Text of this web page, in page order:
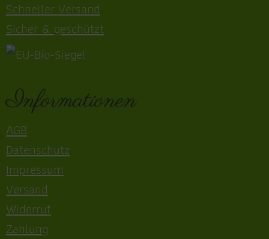
Schneller Versand
Sicher & geschützt
Informationen
AGB
Datenschutz
Impressum
Versand
Widerruf
Zahlung